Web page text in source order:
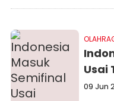
Usai
09 Jun